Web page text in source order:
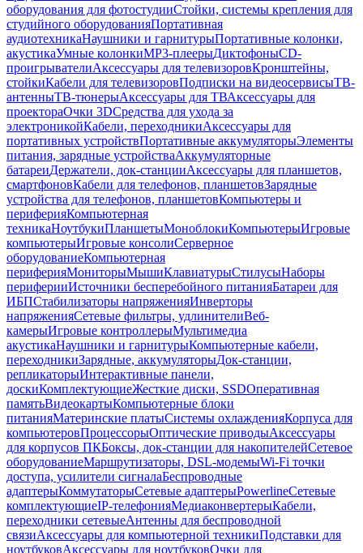
оборудования для фотостудииСтойки, системы крепления для
студийного оборудованияПортативная
аудиотехникаНаушники и гарнитурыПортативные колонки,
акустикаУмные колонкиMP3-плеерыДиктофоныCD-
проигрывателиАксессуары для телевизоровКронштейны,
стойкиКабели для телевизоровПодписки на видеосервисыТВ-
антенныТВ-тюнерыАксессуары для ТВАксессуары для
проектораОчки 3DСредства для ухода за
электроникойКабели, переходникиАксессуары для
портативных устройствПортативные аккумуляторыЭлементы
питания, зарядные устройстваАккумуляторные
батареиДержатели, док-станцииАксессуары для планшетов,
смартфоновКабели для телефонов, планшетовЗарядные
устройства для телефонов, планшетовКомпьютеры и
периферияКомпьютерная
техникаНоутбукиПланшетыМоноблокиКомпьютерыИгровые
компьютерыИгровые консолиСерверное
оборудованиеКомпьютерная
периферияМониторыМышиКлавиатурыСтилусыНаборы
периферииИсточники бесперебойного питанияБатареи для
ИБПСтабилизаторы напряженияИнверторы
напряженияСетевые фильтры, удлинителиВеб-
камерыИгровые контроллерыМультимедиа
акустикаНаушники и гарнитурыКомпьютерные кабели,
переходникиЗарядные, аккумуляторыДок-станции,
репликаторыИнтерактивные панели,
доскиКомплектующиеЖесткие диски, SSDОперативная
памятьВидеокартыКомпьютерные блоки
питанияМатеринские платыСистемы охлажденияКорпуса для
компьютеровПроцессорыОптические приводыАксессуары
для корпусов ПКБоксы, док-станции для накопителейСетевое
оборудованиеМаршрутизаторы, DSL-модемыWi-Fi точки
доступа, усилители сигналаБеспроводные
адаптерыКоммутаторыСетевые адаптерыPowerlineСетевые
комплектующиеIP-телефонияМедиаконвертерыКабели,
переходники сетевыеАнтенны для беспроводной
связиАксессуары для компьютерной техникиПодставки для
ноутбуковАксессуары для ноутбуковОчки для